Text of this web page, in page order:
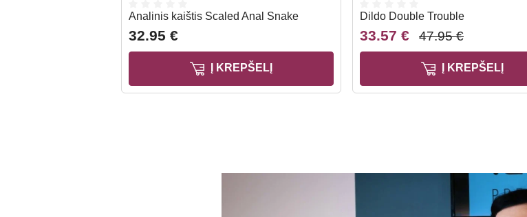
Analinis kaištis Scaled Anal Snake
32.95 €
Į KREPŠELĮ
Dildo Double Trouble
33.57 € 47.95 €
Į KREPŠELĮ